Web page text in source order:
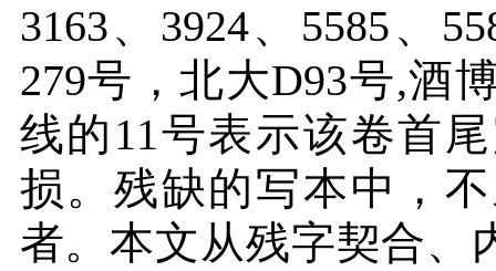
3163、3924、5585、
279号，北大D93号,酒
线的 11号表示该卷首
损。残缺的写本中，
者。本文从残字契合、